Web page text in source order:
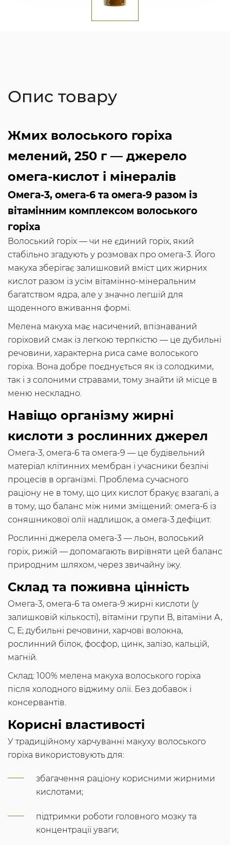
Опис товару
Жмих волоського горіха
мелений, 250 г — джерело
омега-кислот і мінералів
Омега-3, омега-6 та омега-9 разом із
вітамінним комплексом волоського
горіха
Волоський горіх — чи не єдиний горіх, який
стабільно згадують у розмовах про омега-3. Його
макуха зберігає залишковий вміст цих жирних
кислот разом із усім вітамінно-мінеральним
багатством ядра, але у значно легшій для
щоденного вживання формі.
Мелена макуха має насичений, впізнаваний
горіховий смак із легкою терпкістю — це дубильні
речовини, характерна риса саме волоського
горіха. Вона добре поєднується як із солодкими,
так і з солоними стравами, тому знайти їй місце в
меню нескладно.
Навіщо організму жирні
кислоти з рослинних джерел
Омега-3, омега-6 та омега-9 — це будівельний
матеріал клітинних мембран і учасники безлічі
процесів в організмі. Проблема сучасного
раціону не в тому, що цих кислот бракує взагалі, а
в тому, що баланс між ними зміщений: омега-6 із
соняшникової олії надлишок, а омега-3 дефіцит.
Рослинні джерела омега-3 — льон, волоський
горіх, рижій — допомагають вирівняти цей баланс
природним шляхом, через звичайну їжу.
Склад та поживна цінність
Омега-3, омега-6 та омега-9 жирні кислоти (у
залишковій кількості), вітаміни групи В, вітаміни А,
С, Е; дубильні речовини, харчові волокна,
рослинний білок, фосфор, цинк, залізо, кальцій,
магній.
Склад: 100% мелена макуха волоського горіха
після холодного віджиму олії. Без добавок і
консервантів.
Корисні властивості
У традиційному харчуванні макуху волоського
горіха використовують для:
збагачення раціону корисними жирними
кислотами;
підтримки роботи головного мозку та
концентрації уваги;